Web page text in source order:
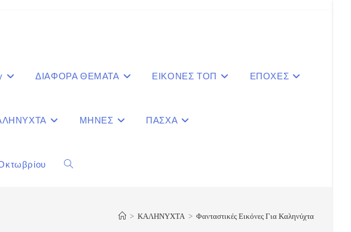
ΔΙΑΦΟΡΑ ΘΕΜΑΤΑ ΕΙΚΟΝΕΣ ΤΟΠ ΕΠΟΧΕΣ
ΜΗΝΕΣ ΠΑΣΧΑ
Toggle
> ΚΑΛΗΝΥΧΤΑ > Φανταστικές Εικόνες Για Καληνύχτα